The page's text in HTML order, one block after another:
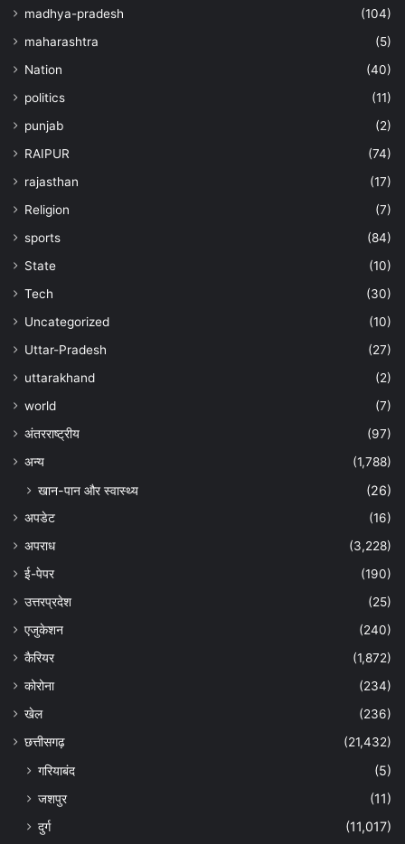
madhya-pradesh
(104)
maharashtra
(5)
Nation
(40)
politics
(11)
punjab
(2)
RAIPUR
(74)
rajasthan
(17)
Religion
(7)
sports
(84)
State
(10)
Tech
(30)
Uncategorized
(10)
Uttar-Pradesh
(27)
uttarakhand
(2)
world
(7)
अंतरराष्ट्रीय
(97)
अन्‍य
(1,788)
खान-पान और स्वास्थ्य (26)
अपडेट
(16)
अपराध
(3,228)
ई-पेपर
(190)
उत्तरप्रदेश
(25)
एजुकेशन
(240)
कैरियर
(1,872)
कोरोना
(234)
खेल
(236)
छत्तीसगढ़
(21,432)
गरियाबंद
(5)
जशपुर
(11)
दुर्ग
(11,017)